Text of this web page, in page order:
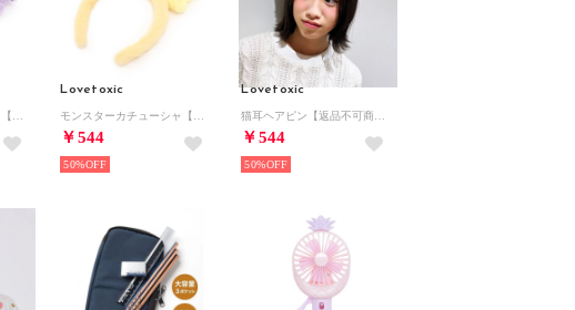
Lovetoxic
￥544
50%
Lovetoxic
￥544
50%